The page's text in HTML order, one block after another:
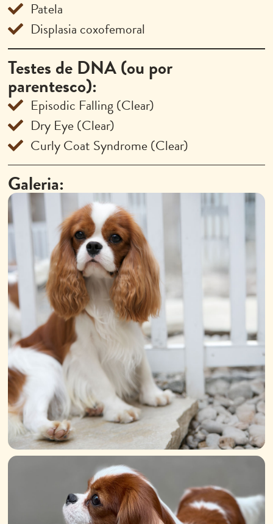
Patela
Displasia coxofemoral
Testes de DNA (ou por
parentesco):
Episodic Falling (Clear)
Dry Eye (Clear)
Curly Coat Syndrome (Clear)
Galeria: